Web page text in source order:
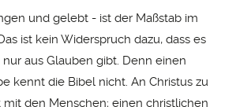
und gelebt - ist der Maßstab im
ist kein Widerspruch dazu, dass es
aus Glauben gibt. Denn einen
kennt die Bibel nicht. An Christus zu
den Menschen; einen christlichen